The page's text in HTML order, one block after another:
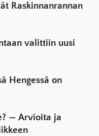
Raskinnanrannan
valittiin uusi
Hengessä on
— Arvioita ja